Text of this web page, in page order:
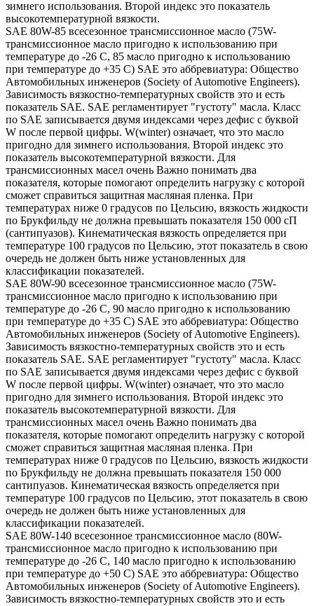
зимнего использования. Второй индекс это показатель
высокотемпературной вязкости.
SAE 80W-85 всесезонное трансмиссионное масло (75W-
трансмиссионное масло пригодно к использованию при
температуре до -26 С, 85 масло пригодно к использованию
при температуре до +35 С) SAE это аббревиатура: Общество
Автомобильных инженеров (Society of Automotive Engineers).
Зависимость вязкостно-температурных свойств это и есть
показатель SAE. SAE регламентирует "густоту" масла. Класс
по SAE записывается двумя индексами через дефис с буквой
W после первой цифры. W(winter) означает, что это масло
пригодно для зимнего использования. Второй индекс это
показатель высокотемпературной вязкости. Для
трансмиссионных масел очень Важно понимать два
показателя, которые помогают определить нагрузку с которой
сможет справиться защитная масляная пленка. При
температурах ниже 0 градусов по Цельсию, вязкость жидкости
по Брукфильду не должна превышать показателя 150 000 сП
(сантипуазов). Кинематическая вязкость определяется при
температуре 100 градусов по Цельсию, этот показатель в свою
очередь не должен быть ниже установленных для
классификации показателей.
SAE 80W-90 всесезонное трансмиссионное масло (75W-
трансмиссионное масло пригодно к использованию при
температуре до -26 С, 90 масло пригодно к использованию
при температуре до +35 С) SAE это аббревиатура: Общество
Автомобильных инженеров (Society of Automotive Engineers).
Зависимость вязкостно-температурных свойств это и есть
показатель SAE. SAE регламентирует "густоту" масла. Класс
по SAE записывается двумя индексами через дефис с буквой
W после первой цифры. W(winter) означает, что это масло
пригодно для зимнего использования. Второй индекс это
показатель высокотемпературной вязкости. Для
трансмиссионных масел очень Важно понимать два
показателя, которые помогают определить нагрузку с которой
сможет справиться защитная масляная пленка. При
температурах ниже 0 градусов по Цельсию, вязкость жидкости
по Брукфильду не должна превышать показателя 150 000
сантипуазов. Кинематическая вязкость определяется при
температуре 100 градусов по Цельсию, этот показатель в свою
очередь не должен быть ниже установленных для
классификации показателей.
SAE 80W-140 всесезонное трансмиссионное масло (80W-
трансмиссионное масло пригодно к использованию при
температуре до -26 С, 140 масло пригодно к использованию
при температуре до +50 С) SAE это аббревиатура: Общество
Автомобильных инженеров (Society of Automotive Engineers).
Зависимость вязкостно-температурных свойств это и есть